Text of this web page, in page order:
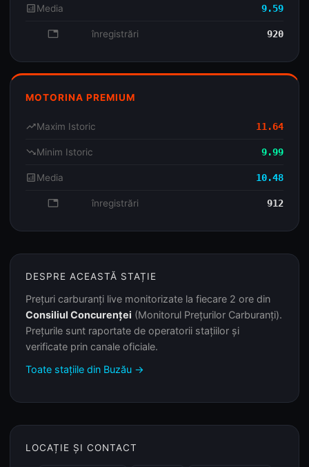
analyticsMedia 9.59
database înregistrări 920
MOTORINA PREMIUM
trending_upMaxim Istoric 11.64
trending_downMinim Istoric 9.99
analyticsMedia 10.48
database înregistrări 912
DESPRE ACEASTĂ STAȚIE
Prețuri carburanți live monitorizate la fiecare 2 ore din
Consiliul Concurenței (Monitorul Prețurilor Carburanți).
Prețurile sunt raportate de operatorii stațiilor și
verificate prin canale oficiale.
Toate stațiile din Buzău →
LOCAȚIE ȘI CONTACT